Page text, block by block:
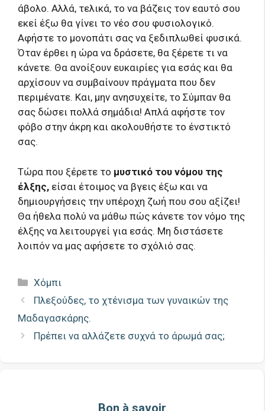
άβολο. Αλλά, τελικά, το να βάζεις τον εαυτό σου
εκεί έξω θα γίνει το νέο σου φυσιολογικό.
Αφήστε το μονοπάτι σας να ξεδιπλωθεί φυσικά.
Όταν έρθει η ώρα να δράσετε, θα ξέρετε τι να
κάνετε. Θα ανοίξουν ευκαιρίες για εσάς και θα
αρχίσουν να συμβαίνουν πράγματα που δεν
περιμένατε. Και, μην ανησυχείτε, το Σύμπαν θα
σας δώσει πολλά σημάδια! Απλά αφήστε τον
φόβο στην άκρη και ακολουθήστε το ένστικτό
σας.
Τώρα που ξέρετε το μυστικό του νόμου της
έλξης, είσαι έτοιμος να βγεις έξω και να
δημιουργήσεις την υπέροχη ζωή που σου αξίζει!
Θα ήθελα πολύ να μάθω πώς κάνετε τον νόμο της
έλξης να λειτουργεί για εσάς. Μη διστάσετε
λοιπόν να μας αφήσετε το σχόλιό σας.
Κατηγορίες
Χόμπι
Πλεξούδες, το χτένισμα των γυναικών της
Μαδαγασκάρης.
Πρέπει να αλλάζετε συχνά το άρωμά σας;
Bon à savoir